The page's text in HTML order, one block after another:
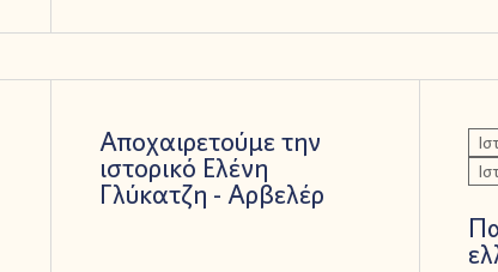
Αποχαιρετούμε την
ιστορικό Ελένη
Γλύκατζη - Αρβελέρ